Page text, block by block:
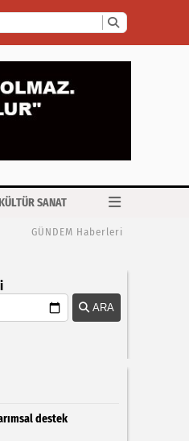
SANAT
GÜNDEM Haberleri
ARA
destek